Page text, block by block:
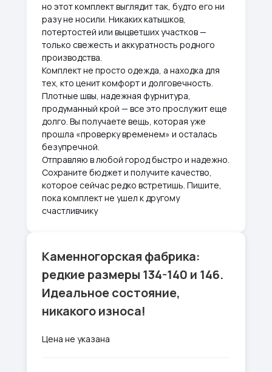
но этот комплект выглядит так, будто его ни
разу не носили. Никаких катышков,
потертостей или выцветших участков —
только свежесть и аккуратность родного
производства.
Комплект не просто одежда, а находка для
тех, кто ценит комфорт и долговечность.
Плотные швы, надежная фурнитура,
продуманный крой — все это прослужит еще
долго. Вы получаете вещь, которая уже
прошла «проверку временем» и осталась
безупречной.
Отправляю в любой город быстро и надежно.
Сохраните бюджет и получите качество,
которое сейчас редко встретишь. Пишите,
пока комплект не ушел к другому
счастливчику
Каменногорская фабрика:
редкие размеры 134-140 и 146.
Идеальное состояние,
никакого износа!
Цена не указана